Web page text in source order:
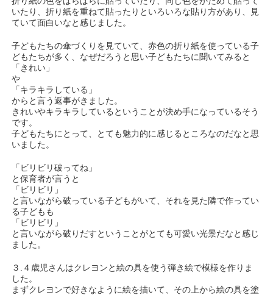
いたり、折り紙を重ねて貼ったりといろいろな貼り方があり、見
ていて面白いなと感じました。
子どもたちの傘づくりを見ていて、赤色の折り紙を使っている子
どもたちが多く、なぜだろうと思い子どもたちに聞いてみると
「きれい」
や
「キラキラしている」
からと言う返事がきました。
きれいやキラキラしているということが決め手になっているそう
です。
子どもたちにとって、とても魅力的に感じるところなのだなと思
いました。
「ビリビリ破ってね」
と保育者が言うと
「ビリビリ」
と言いながら破っている子どもがいて、それを見た隣で作ってい
る子どもも
「ビリビリ」
と言いながら破りだすということがとても可愛い光景だなと感じ
ました。
３.４歳児さんはクレヨンと絵の具を使う弾き絵で模様を作りま
した。
まずクレヨンで好きなように絵を描いて、その上から絵の具を塗